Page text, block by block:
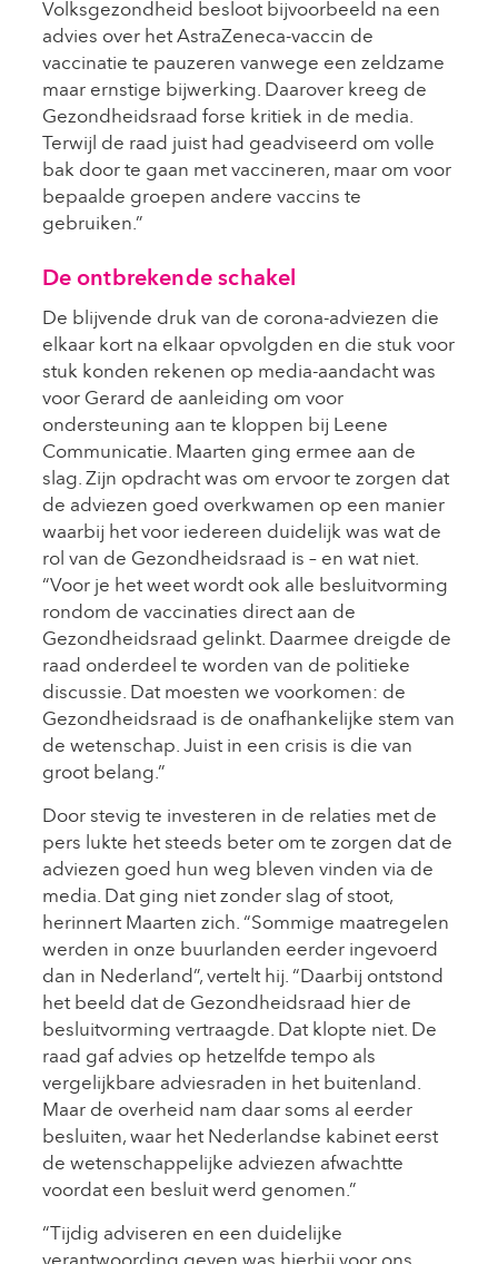
Volksgezondheid besloot bijvoorbeeld na een
advies over het AstraZeneca-vaccin de
vaccinatie te pauzeren vanwege een zeldzame
maar ernstige bijwerking. Daarover kreeg de
Gezondheidsraad forse kritiek in de media.
Terwijl de raad juist had geadviseerd om volle
bak door te gaan met vaccineren, maar om voor
bepaalde groepen andere vaccins te
gebruiken.”
De ontbrekende schakel
De blijvende druk van de corona-adviezen die
elkaar kort na elkaar opvolgden en die stuk voor
stuk konden rekenen op media-aandacht was
voor Gerard de aanleiding om voor
ondersteuning aan te kloppen bij Leene
Communicatie. Maarten ging ermee aan de
slag. Zijn opdracht was om ervoor te zorgen dat
de adviezen goed overkwamen op een manier
waarbij het voor iedereen duidelijk was wat de
rol van de Gezondheidsraad is – en wat niet.
“Voor je het weet wordt ook alle besluitvorming
rondom de vaccinaties direct aan de
Gezondheidsraad gelinkt. Daarmee dreigde de
raad onderdeel te worden van de politieke
discussie. Dat moesten we voorkomen: de
Gezondheidsraad is de onafhankelijke stem van
de wetenschap. Juist in een crisis is die van
groot belang.”
Door stevig te investeren in de relaties met de
pers lukte het steeds beter om te zorgen dat de
adviezen goed hun weg bleven vinden via de
media. Dat ging niet zonder slag of stoot,
herinnert Maarten zich. “Sommige maatregelen
werden in onze buurlanden eerder ingevoerd
dan in Nederland”, vertelt hij. “Daarbij ontstond
het beeld dat de Gezondheidsraad hier de
besluitvorming vertraagde. Dat klopte niet. De
raad gaf advies op hetzelfde tempo als
vergelijkbare adviesraden in het buitenland.
Maar de overheid nam daar soms al eerder
besluiten, waar het Nederlandse kabinet eerst
de wetenschappelijke adviezen afwachtte
voordat een besluit werd genomen.”
“Tijdig adviseren en een duidelijke